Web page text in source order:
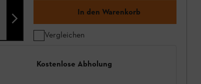
In den Warenkorb
Vergleichen
Kostenlose Abholung